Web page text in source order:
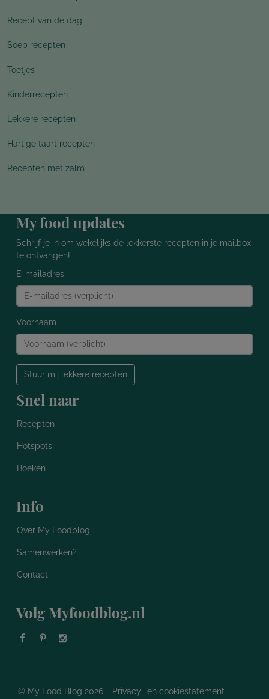
Recept van de dag
Soep recepten
Toetjes
Kinderrecepten
Lekkere recepten
Hartige taart recepten
Recepten met zalm
My food updates
Schrijf je in om wekelijks de lekkerste recepten in je mailbox
te ontvangen!
E-mailadres
Voornaam
Stuur mij lekkere recepten
Snel naar
Recepten
Hotspots
Boeken
Info
Over My Foodblog
Samenwerken?
Contact
Volg Myfoodblog.nl
© My Food Blog 2026 Privacy- en cookiestatement